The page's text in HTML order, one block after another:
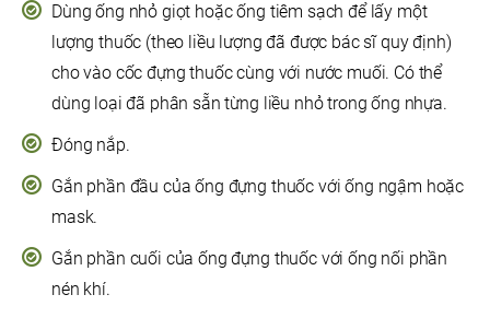
Dùng ống nhỏ giọt hoặc ống tiêm sạch để lấy một
lượng thuốc (theo liều lượng đã được bác sĩ quy định)
cho vào cốc đựng thuốc cùng với nước muối. Có thể
dùng loại đã phân sẵn từng liều nhỏ trong ống nhựa.
Đóng nắp.
Gắn phần đầu của ống đựng thuốc với ống ngậm hoặc
mask.
Gắn phần cuối của ống đựng thuốc với ống nối phần
nén khí.